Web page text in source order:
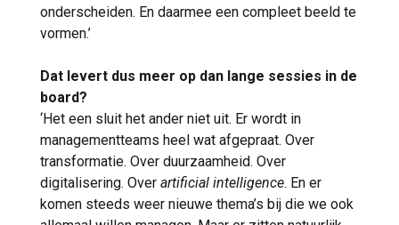
onderscheiden. En daarmee een compleet beeld te
vormen.’
Dat levert dus meer op dan lange sessies in de
board?
‘Het een sluit het ander niet uit. Er wordt in
managementteams heel wat afgepraat. Over
transformatie. Over duurzaamheid. Over
digitalisering. Over artificial intelligence. En er
komen steeds weer nieuwe thema’s bij die we ook